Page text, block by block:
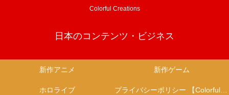
Colorful Creations
日本のコンテンツ・ビジネス
新作アニメ 新作ゲーム
ホロライブ プライバシーポリシー 【Colorful Creation】